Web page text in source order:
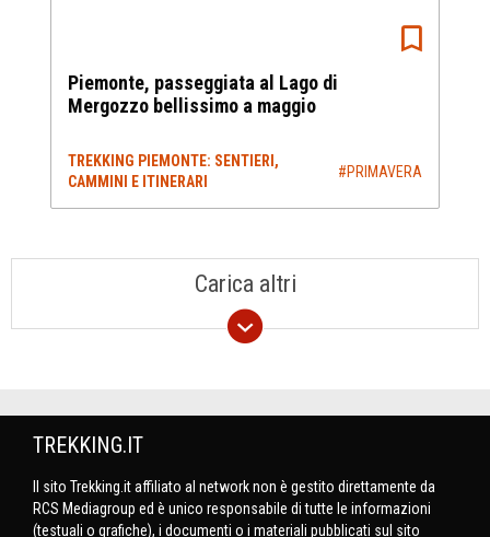
Piemonte, passeggiata al Lago di
Mergozzo bellissimo a maggio
TREKKING PIEMONTE: SENTIERI,
CAMMINI E ITINERARI
#PRIMAVERA
Carica altri
TREKKING.IT
Il sito Trekking.it affiliato al network non è gestito direttamente da
RCS Mediagroup ed è unico responsabile di tutte le informazioni
(testuali o grafiche), i documenti o i materiali pubblicati sul sito